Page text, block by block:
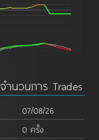
จำนวนการ Trades
07/08/26
0 ครั้ง